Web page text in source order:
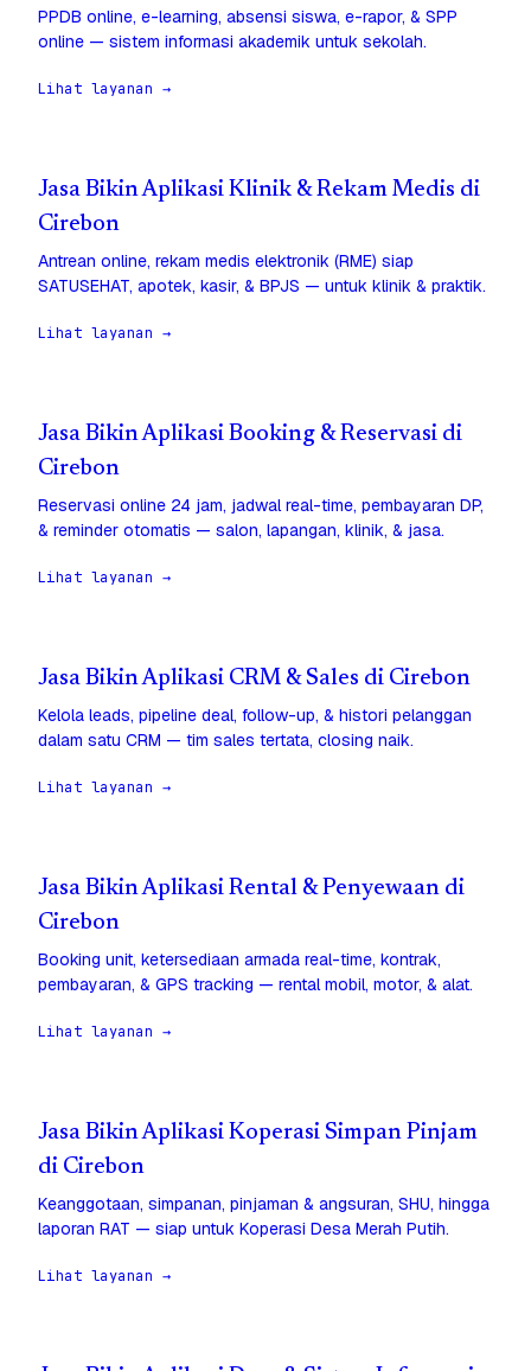
PPDB online, e-learning, absensi siswa, e-rapor, & SPP
online — sistem informasi akademik untuk sekolah.
Lihat layanan →
Jasa Bikin Aplikasi Klinik & Rekam Medis di
Cirebon
Antrean online, rekam medis elektronik (RME) siap
SATUSEHAT, apotek, kasir, & BPJS — untuk klinik & praktik.
Lihat layanan →
Jasa Bikin Aplikasi Booking & Reservasi di
Cirebon
Reservasi online 24 jam, jadwal real-time, pembayaran DP,
& reminder otomatis — salon, lapangan, klinik, & jasa.
Lihat layanan →
Jasa Bikin Aplikasi CRM & Sales di Cirebon
Kelola leads, pipeline deal, follow-up, & histori pelanggan
dalam satu CRM — tim sales tertata, closing naik.
Lihat layanan →
Jasa Bikin Aplikasi Rental & Penyewaan di
Cirebon
Booking unit, ketersediaan armada real-time, kontrak,
pembayaran, & GPS tracking — rental mobil, motor, & alat.
Lihat layanan →
Jasa Bikin Aplikasi Koperasi Simpan Pinjam
di Cirebon
Keanggotaan, simpanan, pinjaman & angsuran, SHU, hingga
laporan RAT — siap untuk Koperasi Desa Merah Putih.
Lihat layanan →